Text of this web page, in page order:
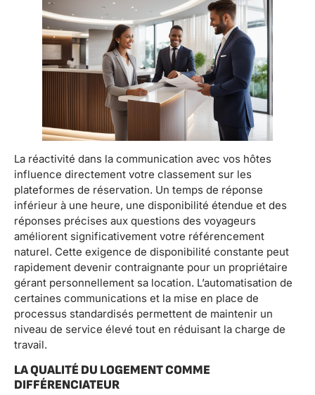
La réactivité dans la communication avec vos hôtes
influence directement votre classement sur les
plateformes de réservation. Un temps de réponse
inférieur à une heure, une disponibilité étendue et des
réponses précises aux questions des voyageurs
améliorent significativement votre référencement
naturel. Cette exigence de disponibilité constante peut
rapidement devenir contraignante pour un propriétaire
gérant personnellement sa location. L’automatisation de
certaines communications et la mise en place de
processus standardisés permettent de maintenir un
niveau de service élevé tout en réduisant la charge de
travail.
LA QUALITÉ DU LOGEMENT COMME
DIFFÉRENCIATEUR